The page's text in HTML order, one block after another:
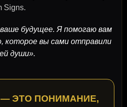
Signs.
будущее. Я помогаю вам
которое вы сами отправили
души».
— ЭТО ПОНИМАНИЕ,